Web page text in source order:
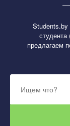
Students.by
предлагаем